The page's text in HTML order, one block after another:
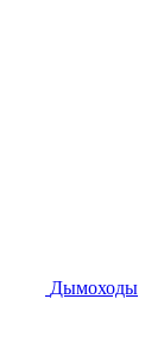
Дымоходы